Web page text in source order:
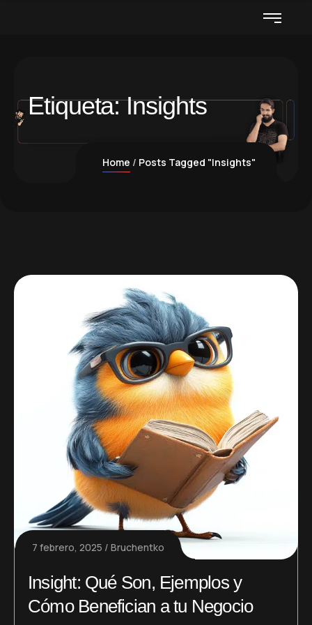
Etiqueta:Insights
Home Posts Tagged "Insights"
7 febrero, 2025 Bruchentko
Insight: Qué Son, Ejemplos y
Cómo Benefician a tu Negocio